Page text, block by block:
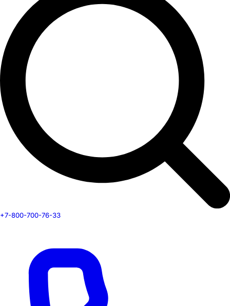
+7-800-700-76-33